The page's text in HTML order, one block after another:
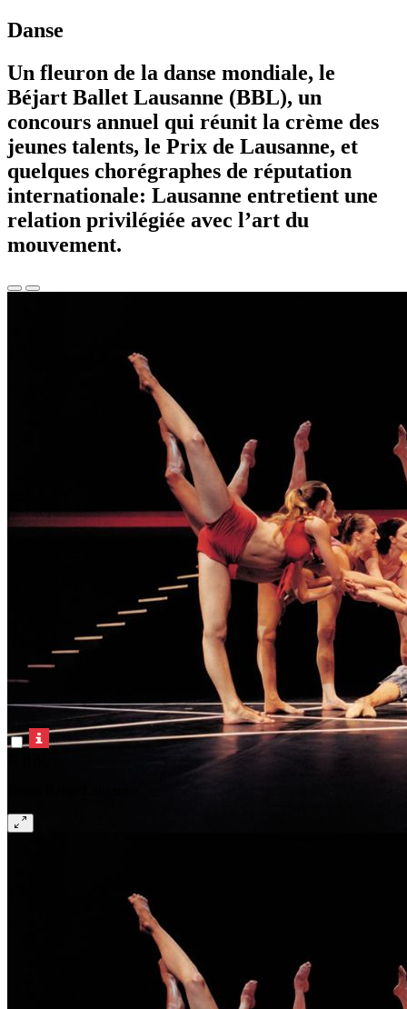
Danse
Un fleuron de la danse mondiale, le
Béjart Ballet Lausanne (BBL), un
concours annuel qui réunit la crème des
jeunes talents, le Prix de Lausanne, et
quelques chorégraphes de réputation
internationale: Lausanne entretient une
relation privilégiée avec l’art du
mouvement.